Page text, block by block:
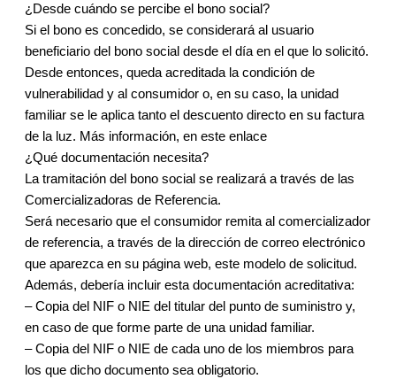
¿Desde cuándo se percibe el bono social?
Si el bono es concedido, se considerará al usuario
beneficiario del bono social desde el día en el que lo solicitó.
Desde entonces, queda acreditada la condición de
vulnerabilidad y al consumidor o, en su caso, la unidad
familiar se le aplica tanto el descuento directo en su factura
de la luz. Más información, en este enlace
¿Qué documentación necesita?
La tramitación del bono social se realizará a través de las
Comercializadoras de Referencia.
Será necesario que el consumidor remita al comercializador
de referencia, a través de la dirección de correo electrónico
que aparezca en su página web, este modelo de solicitud.
Además, debería incluir esta documentación acreditativa:
– Copia del NIF o NIE del titular del punto de suministro y,
en caso de que forme parte de una unidad familiar.
– Copia del NIF o NIE de cada uno de los miembros para
los que dicho documento sea obligatorio.